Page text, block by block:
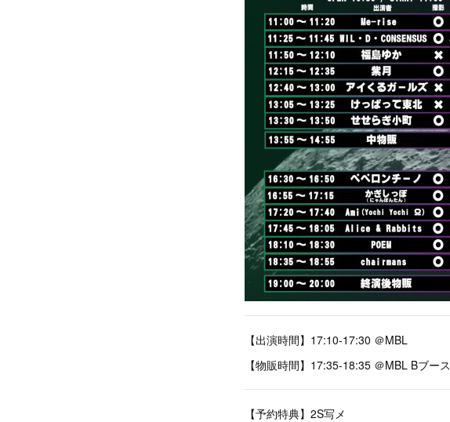
【出演時間】17:10-17:30 ＠MBL
【物販時間】17:35-18:35 ＠MBL Bブース
【予約特典】2S写メ